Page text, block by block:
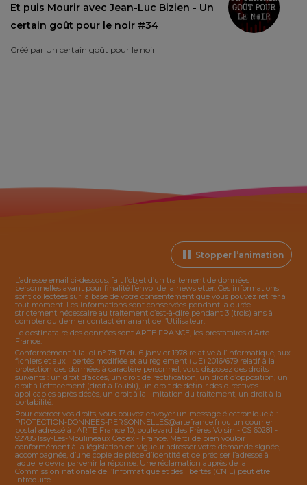
Et puis Mourir avec Jean-Luc Bizien - Un
certain goût pour le noir #34
Créé par Un certain goût pour le noir
Stopper l’animation
L’adresse email ci-dessous, fait l’objet d’un traitement de données
personnelles ayant pour finalité l’envoi de la newsletter. Ces informations
sont collectées sur la base de votre consentement que vous pouvez retirer à
tout moment. Les informations sont conservées pendant la durée
strictement nécessaire au traitement c’est-à-dire pendant 3 (trois) ans à
compter du dernier contact émanant de l’Utilisateur.
Le destinataire des données sont ARTE FRANCE, les prestataires d’Arte
France.
Conformément à la loi n° 78-17 du 6 janvier 1978 relative à l’informatique, aux
fichiers et aux libertés modifiée et au règlement (UE) 2016/679 relatif à la
protection des données à caractère personnel, vous disposez des droits
suivants : un droit d’accès, un droit de rectification, un droit d’opposition, un
droit à l’effacement (droit à l’oubli), un droit de définir des directives
applicables après décès, un droit à la limitation du traitement, un droit à la
portabilité.
Pour exercer vos droits, vous pouvez envoyer un message électronique à :
PROTECTION-DONNEES-PERSONNELLES@artefrance.fr ou un courrier
postal adressé à : ARTE France 10, boulevard des Frères Voisin - CS 60281 -
92785 Issy-Les-Moulineaux Cedex - France. Merci de bien vouloir
conformément à la législation en vigueur adresser votre demande signée,
accompagnée, d’une copie de pièce d’identité et de préciser l’adresse à
laquelle devra parvenir la réponse. Une réclamation auprès de la
Commission nationale de l’Informatique et des libertés (CNIL) peut être
introduite.